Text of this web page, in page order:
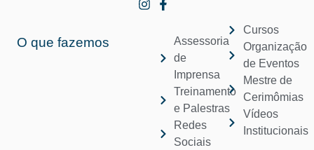
O que fazemos
Assessoria
de
Imprensa
Treinamento
e Palestras
Redes
Sociais
Cursos
Organização
de Eventos
Mestre de
Cerimômias
Vídeos
Institucionais